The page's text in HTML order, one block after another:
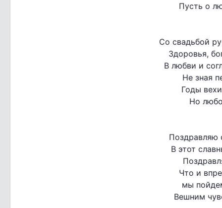
Пусть о
Со свадьбой
Здоровья,
В любви и
Не зная
Годы
Но
Поздравляю
В этот
Что и
мы
Вешним